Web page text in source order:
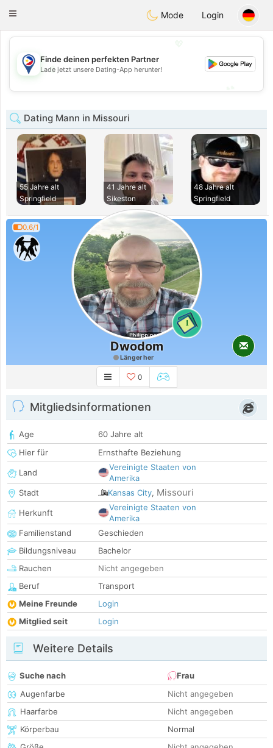
Philippines Chat
Toggle
Mode Login
💖
💕
Finde deinen perfekten Partner
Lade jetzt unsere Dating-App herunter!
Dating Mann in Missouri
55 Jahre alt
Springfield
41 Jahre alt
Sikeston
48 Jahre alt
Springfield
0.6/1
1
Dwodom
Länger her
0
Mitgliedsinformationen
Age
60 Jahre alt
Hier für
Ernsthafte Beziehung
Land
Vereinigte Staaten von
Amerika
Stadt
Kansas City, Missouri
Herkunft
Vereinigte Staaten von
Amerika
Familienstand
Geschieden
Bildungsniveau
Bachelor
Rauchen
Nicht angegeben
Beruf
Transport
Meine Freunde
Login
Mitglied seit
Login
Weitere Details
Suche nach
Frau
Augenfarbe
Nicht angegeben
Haarfarbe
Nicht angegeben
Körperbau
Normal